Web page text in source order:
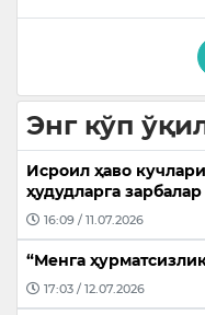
Энг кўп
Исроил ҳаво
ҳудудларга
16:09 / 11.07.2026
“Менга
17:03 / 12.07.2026